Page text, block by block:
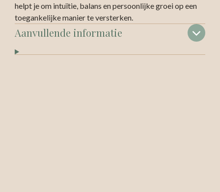
helpt je om intuïtie, balans en persoonlijke groei op een
toegankelijke manier te versterken.
Aanvullende informatie